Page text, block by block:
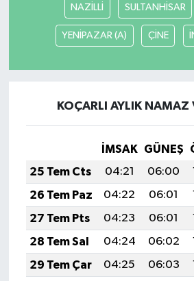
NAZİLLİ SULTANHİSAR
YENİPAZAR (A) ÇİNE
KOÇARLI AYLIK NAMAZ
İMSAK GÜNEŞ
25 Tem Cts
04:21 06:00
26 Tem Paz
04:22 06:01
27 Tem Pts
04:23 06:01
28 Tem Sal
04:24 06:02
29 Tem Çar
04:25 06:03